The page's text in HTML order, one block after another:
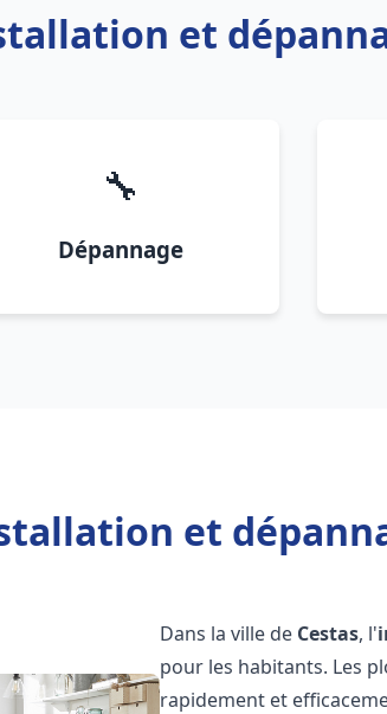
et
🔧
Dépannage
et
Dans la ville de Cestas, l'
pour les habitants. Les
rapidement et